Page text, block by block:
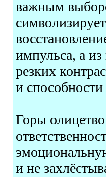
важным
импульса, а
резких
и
Горы
и не